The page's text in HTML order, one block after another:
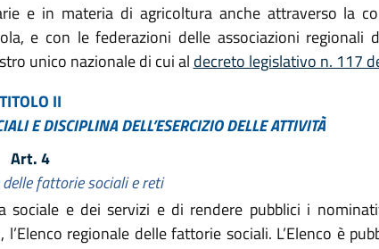
e in materia di agricoltura anche attraverso la
e con le federazioni delle associazioni regionali
unico nazionale di cui al decreto legislativo n. 117
TITOLO II
E DISCIPLINA DELL’ESERCIZIO DELLE ATTIVITÀ
Art. 4
delle fattorie sociali e reti
e dei servizi e di rendere pubblici i
regionale delle fattorie sociali. L’Elenco è